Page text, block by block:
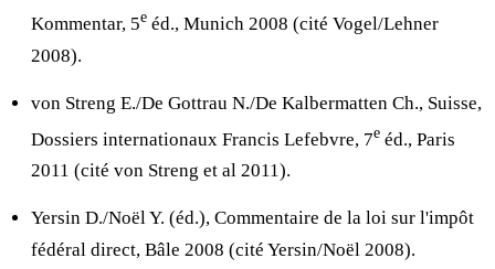
Kommentar, 5e éd., Munich 2008 (cité Vogel/Lehner
2008).
von Streng E./De Gottrau N./De Kalbermatten Ch., Suisse,
Dossiers internationaux Francis Lefebvre, 7e éd., Paris
2011 (cité von Streng et al 2011).
Yersin D./Noël Y. (éd.), Commentaire de la loi sur l'impôt
fédéral direct, Bâle 2008 (cité Yersin/Noël 2008).